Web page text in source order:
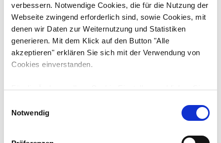
verbessern. Notwendige Cookies, die für die Nutzung der
Webseite zwingend erforderlich sind, sowie Cookies, mit
denen wir Daten zur Weiternutzung und Statistiken
generieren. Mit dem Klick auf den Button "Alle
akzeptieren" erklären Sie sich mit der Verwendung von
Cookies einverstanden.
Für die Änderung Ihrer Cookie-Einstellungen klicken Sie
Umständen können durch die Anpassung der
Einstellungen bestimmte Funktionen nicht fehlerfrei
genutzt werden. Weitere Informationen finden Sie in der
Notwendig
Technische Daten